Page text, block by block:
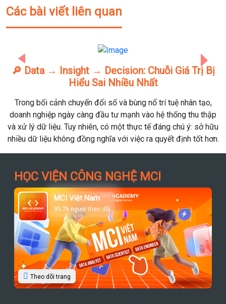
Các bài viết liên quan
Chuỗi Giá Trị Bị
số và bùng nổ trí tuệ nhân tạo,
tư mạnh vào hệ thống thu thập
có một thực tế đáng chú ý: sở hữu
với việc ra quyết định tốt hơn.
Phân Biệt Data
Phân biệt Data Analyst
hợp với
Previous
HỌC VIỆN CÔNG NGHỆ MCI
MCI Việt Nam
95.7k người theo dõi
Theo dõi trang